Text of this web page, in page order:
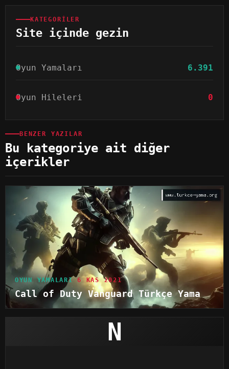
KATEGORILER
Site içinde gezin
Oyun Yamaları 6.391
Oyun Hileleri 0
BENZER YAZILAR
Bu kategoriye ait diğer
içerikler
OYUN YAMALARI 6 KAS 2021
Call of Duty Vanguard Türkçe Yama
N